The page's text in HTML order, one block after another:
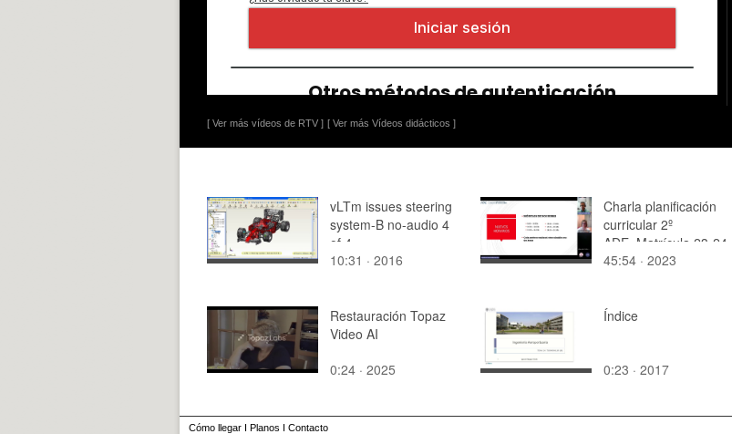
[ Ver más vídeos de RTV ] [ Ver más Vídeos didácticos ]
vLTm issues steering
system-B no-audio 4
of 4
10:31 · 2016
Charla planificación
curricular 2º
ADE_Matrícula 23-24
45:54 · 2023
Restauración Topaz
Video AI
0:24 · 2025
Índice
0:23 · 2017
Cómo llegar I Planos I Contacto